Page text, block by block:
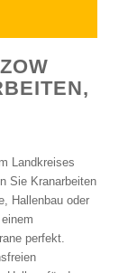
Landkreises
Sie Kranarbeiten
Hallenbau oder
perfekt.